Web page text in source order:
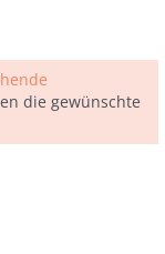
die gewünschte